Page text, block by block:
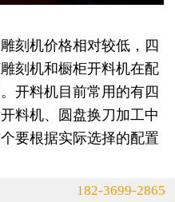
刻机价格相对较低，四
刻机和橱柜开料机在配
开料机目前常用的有四
料机、圆盘换刀加工中
要根据实际选择的配置
182-3699-2865